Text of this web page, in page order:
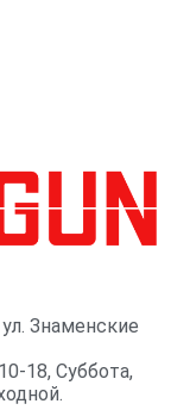
Знаменские
18, Суббота,